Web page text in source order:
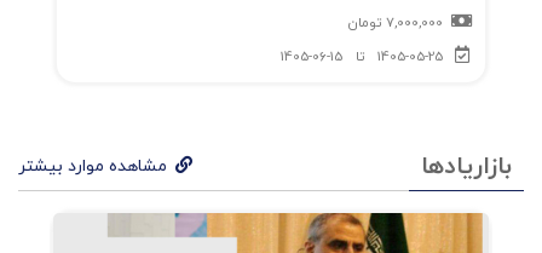
فصل 11 : قیمت گذاری عصبی
فصل 12 : کسب موفقیت با مدلهای قیمت گذاری
جدید
7,000,000 تومان
1405-05-25
تا 1405-06-15
بازاریادها مشاهده موارد بیشتر